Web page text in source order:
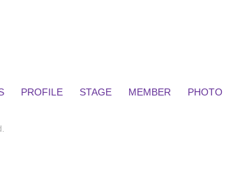
PROFILE STAGE MEMBER PHOTO